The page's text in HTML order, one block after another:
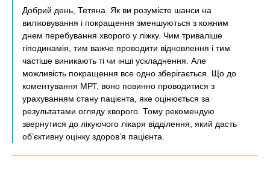
Добрий день, Тетяна. Як ви розумієте шанси на
виліковування і покращення зменшуються з кожним
днем перебування хворого у ліжку. Чим триваліше
гіподинамія, тим важче проводити відновлення і тим
частіше виникають ті чи інші ускладнення. Але
можливість покращення все одно зберігається. Що до
коментування МРТ, воно повинно проводитися з
урахуванням стану пацієнта, яке оцінюється за
результатами огляду хворого. Тому рекомендую
звернутися до лікуючого лікаря відділення, який дасть
об’єктивну оцінку здоров’я пацієнта.